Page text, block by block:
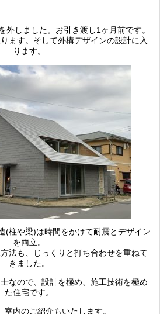
外しました。お引き渡し1ヶ月前です。
ます。そして外構デザインの設計に入
ります。
(柱や梁)は時間をかけて耐震とデザイン
を両立。
法も、じっくりと打ち合わせを重ねて
きました。
なので、設計を極め、施工技術を極め
た住宅です。
室内のご紹介もいたします。